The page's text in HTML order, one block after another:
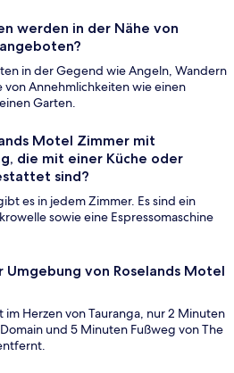
werden in der Nähe von
in der Gegend wie Angeln, Wandern
von Annehmlichkeiten wie einen
Garten.
Motel Zimmer mit
die mit einer Küche oder
sind?
es in jedem Zimmer. Es sind ein
sowie eine Espressomaschine
Umgebung von Roselands Motel
im Herzen von Tauranga, nur 2 Minuten
und 5 Minuten Fußweg von The